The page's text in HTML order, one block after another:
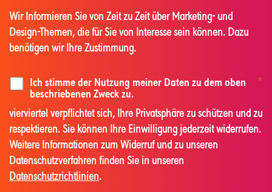
Wir Informieren Sie von Zeit zu Zeit über Marketing- und
Design-Themen, die für Sie von Interesse sein können. Dazu
benötigen wir Ihre Zustimmung.
Ich stimme der Nutzung meiner Daten zu dem oben
beschriebenen Zweck zu.
*
vierviertel verpflichtet sich, Ihre Privatsphäre zu schützen und zu
respektieren. Sie können Ihre Einwilligung jederzeit widerrufen.
Weitere Informationen zum Widerruf und zu unseren
Datenschutzverfahren finden Sie in unseren
Datenschutzrichtlinien.